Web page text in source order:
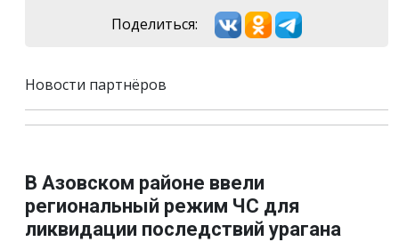
Поделиться:
Новости партнёров
В Азовском районе ввели
региональный режим ЧС для
ликвидации последствий урагана